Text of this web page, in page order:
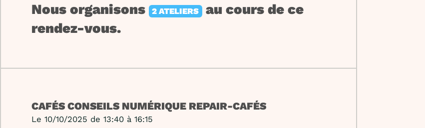
Nous organisons 2 ATELIERS
au cours de ce
rendez-vous.
CAFÉS CONSEILS NUMÉRIQUE REPAIR-CAFÉS
Le 10/10/2025 de 13:40 à 16:15